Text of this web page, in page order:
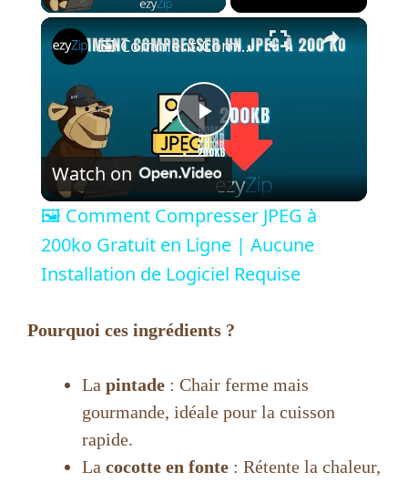
×
P
a
i
d
🖼️ Comment Compresser JPEG à 200ko Gratuit en Ligne | Aucune Installation de Logiciel Requise
Watch on
🖼️ Comment Compresser JPEG à
200ko Gratuit en Ligne | Aucune
Installation de Logiciel Requise
Pourquoi ces ingrédients ?
La pintade : Chair ferme mais
gourmande, idéale pour la cuisson
rapide.
La cocotte en fonte : Rétente la chaleur,